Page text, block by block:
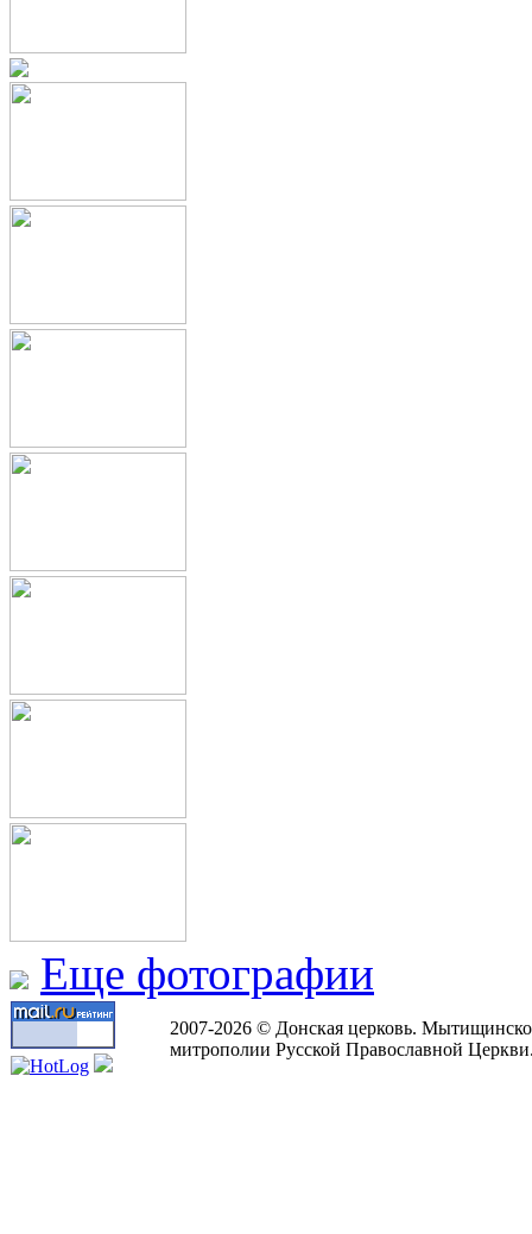
Еще фотографии
2007-2026 © Донская церковь.
митрополии Русской Православной